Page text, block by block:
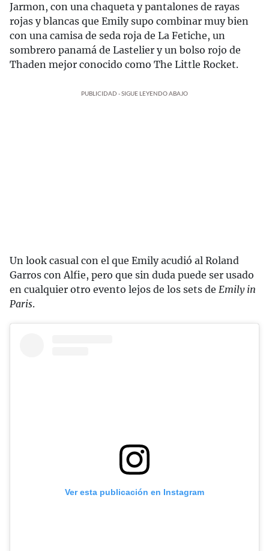
Jarmon, con una chaqueta y pantalones de rayas
rojas y blancas que Emily supo combinar muy bien
con una camisa de seda roja de La Fetiche, un
sombrero panamá de Lastelier y un bolso rojo de
Thaden mejor conocido como The Little Rocket.
PUBLICIDAD - SIGUE LEYENDO ABAJO
Un look casual con el que Emily acudió al Roland
Garros con Alfie, pero que sin duda puede ser usado
en cualquier otro evento lejos de los sets de Emily in
Paris.
Ver esta publicación en Instagram